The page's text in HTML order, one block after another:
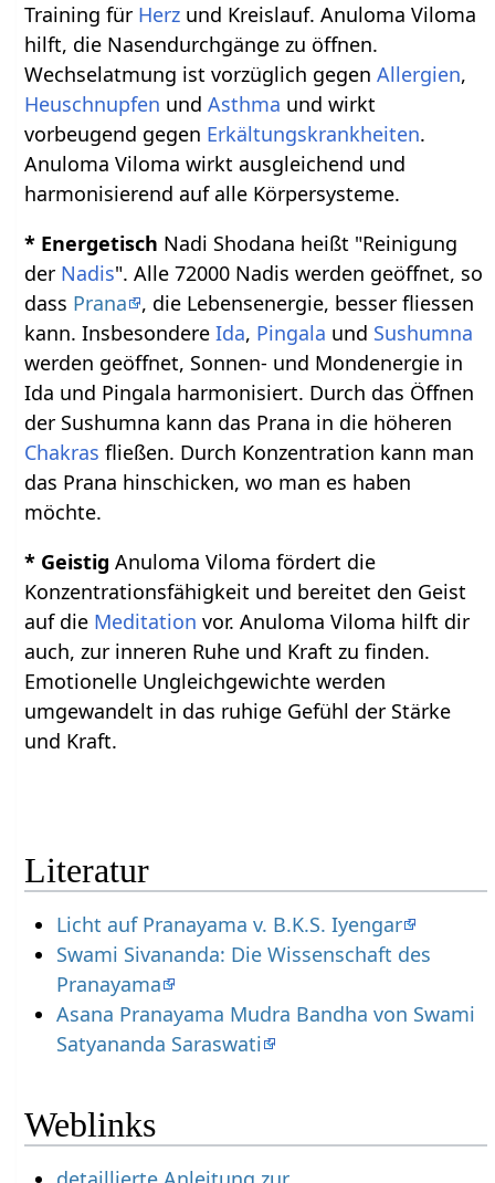
Training für Herz und Kreislauf. Anuloma Viloma
hilft, die Nasendurchgänge zu öffnen.
Wechselatmung ist vorzüglich gegenAllergien,
Heuschnupfen undAsthma und wirkt
vorbeugend gegen Erkältungskrankheiten.
Anuloma Viloma wirkt ausgleichend und
harmonisierend auf alle Körpersysteme.
* Energetisch Nadi Shodana heißt "Reinigung
der Nadis". Alle 72000 Nadis werden geöffnet, so
dass Prana
, die Lebensenergie, besser fliessen
kann. InsbesondereIda, Pingala und Sushumna
werden geöffnet, Sonnen- und Mondenergie in
Ida und Pingala harmonisiert. Durch das Öffnen
der Sushumna kann das Prana in die höheren
Chakras fließen. Durch Konzentration kann man
das Prana hinschicken, wo man es haben
möchte.
* Geistig Anuloma Viloma fördert die
Konzentrationsfähigkeit und bereitet den Geist
auf die Meditation vor. Anuloma Viloma hilft dir
auch, zur inneren Ruhe und Kraft zu finden.
Emotionelle Ungleichgewichte werden
umgewandelt in das ruhige Gefühl der Stärke
und Kraft.
Literatur
Licht auf Pranayama v. B.K.S. Iyengar
Swami Sivananda: Die Wissenschaft des
Pranayama
Asana Pranayama Mudra Bandha von Swami
Satyananda Saraswati
Weblinks